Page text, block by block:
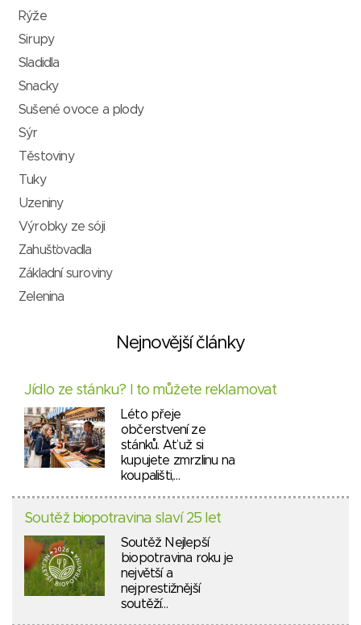
Rýže
Sirupy
Sladidla
Snacky
Sušené ovoce a plody
Sýr
Těstoviny
Tuky
Uzeniny
Výrobky ze sóji
Zahušťovadla
Základní suroviny
Zelenina
Nejnovější články
Jídlo ze stánku? I to můžete reklamovat
Léto přeje
občerstvení ze
stánků. Ať už si
kupujete zmrzlinu na
koupališti,…
Soutěž biopotravina slaví 25 let
Soutěž Nejlepší
biopotravina roku je
největší a
nejprestižnější
soutěží…